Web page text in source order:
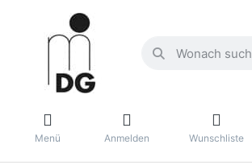
Menü Anmelden Wunschliste